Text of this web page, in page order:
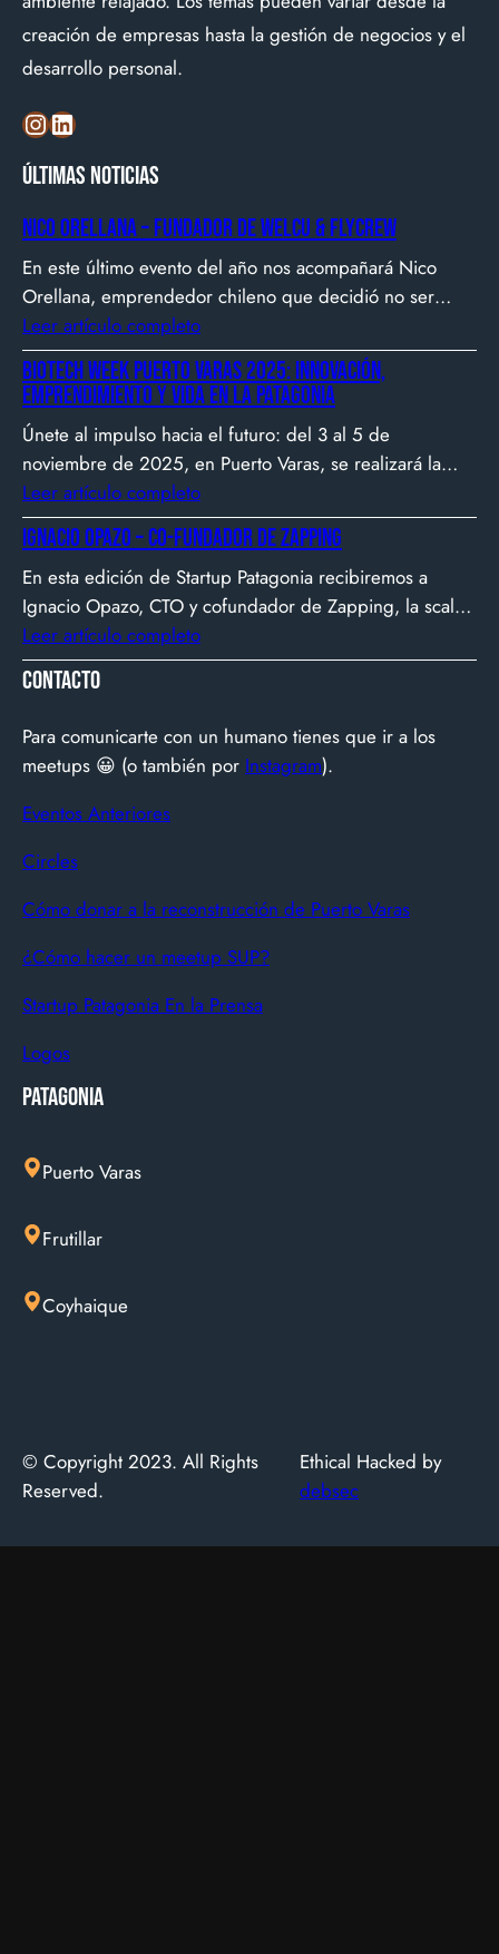
creación de empresas hasta la gestión de negocios y el
desarrollo personal.
InstagramLinkedIn
Últimas noticias
Nico Orellana – Fundador de Welcu & Flycrew
En este último evento del año nos acompañará Nico
Orellana, emprendedor chileno que decidió no ser
gerente, sino constructor de impacto. Desde que en
2007 fundó Webprendedor (¡un visionario!), evento
que buscó dar visibilidad al emprendimiento
tecnológico en Chile, hasta fundar Welcu, la primera
empresa latinoamericana acelerada por 500 Startups en
Silicon Valley.
Leer artículo completo
Biotech Week Puerto Varas 2025: Innovación,
emprendimiento y vida en la Patagonia
Únete al impulso hacia el futuro: del 3 al 5 de
noviembre de 2025, en Puerto Varas, se realizará la
Biotech Week Puerto Varas 2025 donde la
biotecnología, el emprendimiento y el entorno
patagónico convergen para transformar ideas en
impacto.
Leer artículo completo
Ignacio Opazo – Co-Fundador de Zapping
En esta edición de Startup Patagonia recibiremos a
Ignacio Opazo, CTO y cofundador de Zapping, la scale-
up chilena que está cambiando la manera en que
América Latina ve televisión. ​Zapping nació con una idea
simple y potente: ofrecer una experiencia de TV por
internet fluida, sin decodificadores ni contratos, y hoy
suma más de 600…
Leer artículo completo
Contacto
Para comunicarte con un humano tienes que ir a los
meetups 😀 (o también por Instagram).
Eventos Anteriores
Circles
Cómo donar a la reconstrucción de Puerto Varas
¿Cómo hacer un meetup SUP?
Startup Patagonia En la Prensa
Logos
Patagonia
Puerto Varas
Frutillar
Coyhaique
© Copyright 2023. All Rights
Reserved.
Ethical Hacked by
debsec